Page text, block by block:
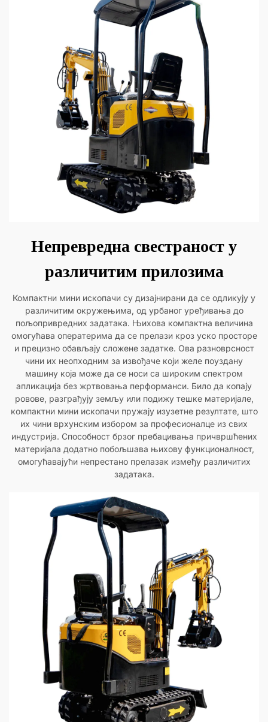
Непревредна свестраност у
различитим прилозима
Компактни мини ископачи су дизајнирани да се одликују у
различитим окружењима, од урбаног уређивања до
пољопривредних задатака. Њихова компактна величина
омогућава оператерима да се прелази кроз уско просторе
и прецизно обављају сложене задатке. Ова разноврсност
чини их неопходним за извођаче који желе поуздану
машину која може да се носи са широким спектром
апликација без жртвовања перформанси. Било да копају
ровове, разграђују земљу или подижу тешке материјале,
компактни мини ископачи пружају изузетне резултате, што
их чини врхунским избором за професионалце из свих
индустрија. Способност брзог пребацивања причвршћених
материјала додатно побољшава њихову функционалност,
омогућавајући непрестано прелазак између различитих
задатака.